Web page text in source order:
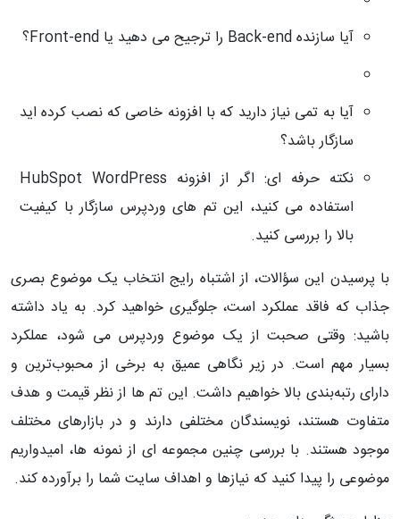
آیا سازندهBack-end را ترجیح می دهید یا Front-end؟
آیا به تمی نیاز دارید که با افزونه خاصی که نصب کرده اید
سازگار باشد؟
نکته حرفه ای: اگر از افزونه HubSpot WordPress
استفاده می کنید، این تم های وردپرس سازگار با کیفیت
بالا را بررسی کنید.
با پرسیدن این سؤالات، از اشتباه رایج انتخاب یک موضوع بصری
جذاب که فاقد عملکرد است، جلوگیری خواهید کرد. به یاد داشته
باشید: وقتی صحبت از یک موضوع وردپرس می شود، عملکرد
بسیار مهم است. در زیر نگاهی عمیق به برخی از محبوب‌ترین و
دارای رتبه‌بندی بالا خواهیم داشت. این تم ها از نظر قیمت و هدف
متفاوت هستند، نویسندگان مختلفی دارند و در بازارهای مختلف
موجود هستند. با بررسی چنین مجموعه ای از نمونه ها، امیدواریم
موضوعی را پیدا کنید که نیازها و اهداف سایت شما را برآورده کند.